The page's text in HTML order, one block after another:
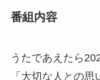
番組内容
うたであえたら
「大切な人との